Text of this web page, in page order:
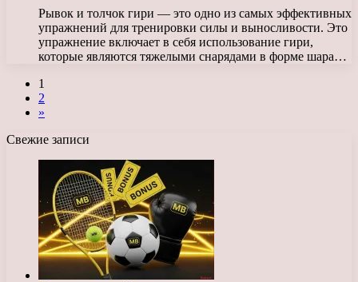
Рывок и толчок гири — это одно из самых эффективных
упражнений для тренировки силы и выносливости. Это
упражнение включает в себя использование гири,
которые являются тяжелыми снарядами в форме шара…
1
2
»
Свежие записи